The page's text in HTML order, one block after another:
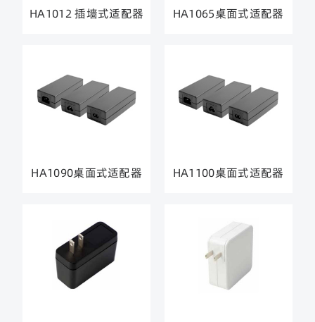
HA1012 插墙式适配器 HA1065桌面式适配器
HA1090桌面式适配器 HA1100桌面式适配器